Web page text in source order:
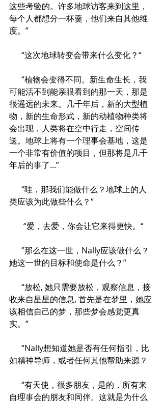
这些考验的。许多地球访客来到这里，
每个人都想分一杯羹，他们来自其他维
度。”
“这次地球转变会带来什么变化？“
“植物会变得不同。新生命生长，我
可能活不到能亲眼看到的那一天，那是
很遥远的未来。几千年后，新的大型植
物，新的生命形式，新的动植物种类将
会出现，人类将在空中行走，空间传
送。地球上将有一个理事会基地，这是
一个非常有价值的项目，但那将是几千
年后的事了...”
“哇，那我们能做什么？地球上的人
类应该为此做些什么？“
“爱，去爱，你会让它来得更快。“
”那么在这一世，Nally应该做什么？
她这一世的目标和使命是什么？”
“放松, 她只需要放松，观察信息，接
收来自星星的信息, 首先是在梦里，她应
该相信自己的梦，那些梦会感觉更真
实。“
“Nally想知道她是否有任何指引，比
如精神导师，或者任何其他帮助来源？
“有天使，很多朋友，是的，所有来
自理事会的朋友和同伴。这就是为什么